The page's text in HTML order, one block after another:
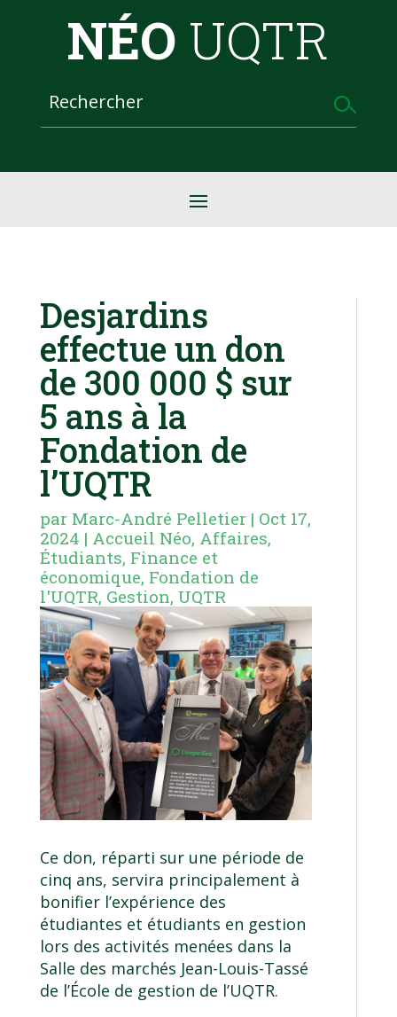
NÉO UQTR
Desjardins
effectue un don
de 300 000 $ sur
5 ans à la
Fondation de
l’UQTR
par Marc-André Pelletier| Oct 17,
2024 | Accueil Néo, Affaires,
Étudiants, Finance et
économique, Fondation de
l'UQTR, Gestion, UQTR
Ce don, réparti sur une période de
cinq ans, servira principalement à
bonifier l’expérience des
étudiantes et étudiants en gestion
lors des activités menées dans la
Salle des marchés Jean-Louis-Tassé
de l’École de gestion de l’UQTR.